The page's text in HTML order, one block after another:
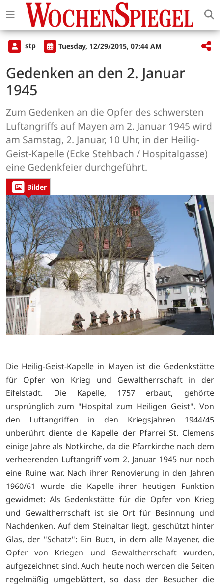
stp Tuesday, 12/29/2015, 07:44 AM
Gedenken an den 2. Januar
1945
Zum Gedenken an die Opfer des schwersten
Luftangriffs auf Mayen am 2. Januar 1945 wird
am Samstag, 2. Januar, 10 Uhr, in der Heilig-
Geist-Kapelle (Ecke Stehbach / Hospitalgasse)
eine Gedenkfeier durchgeführt.
Bilder
Die Heilig-Geist-Kapelle in Mayen ist die Gedenkstätte
für Opfer von Krieg und Gewaltherrschaft in der
Eifelstadt. Die Kapelle, 1757 erbaut, gehörte
ursprünglich zum "Hospital zum Heiligen Geist". Von
den Luftangriffen in den Kriegsjahren 1944/45
unberührt diente die Kapelle der Pfarrei St. Clemens
einige Jahre als Notkirche, da die Pfarrkirche nach dem
verheerenden Luftangriff vom 2. Januar 1945 nur noch
eine Ruine war. Nach ihrer Renovierung in den Jahren
1960/61 wurde die Kapelle ihrer heutigen Funktion
gewidmet: Als Gedenkstätte für die Opfer von Krieg
und Gewaltherrschaft ist sie Ort für Besinnung und
Nachdenken. Auf dem Steinaltar liegt, geschützt hinter
Glas, der "Schatz": Ein Buch, in dem alle Mayener, die
Opfer von Kriegen und Gewaltherrschaft wurden,
aufgezeichnet sind. Auch heute noch werden die Seiten
regelmäßig umgeblättert, so dass der Besucher die